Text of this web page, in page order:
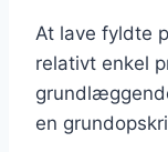
At lave fyldte
relativt enkel
en